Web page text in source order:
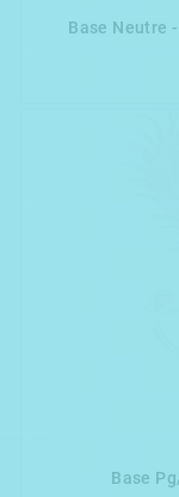
Base Neutre
Base